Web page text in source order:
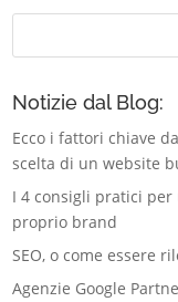
Notizie dal Blog:
Ecco i fattori chiave
scelta di un website
I 4 consigli pratici
proprio brand
SEO, o come essere
Agenzie Google